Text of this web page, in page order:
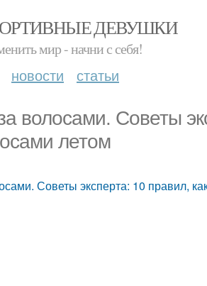
ДЕВУШКИ
мир - начни с себя!
новости статьи
волосами. Советы
летом
Советы эксперта: 10 правил,